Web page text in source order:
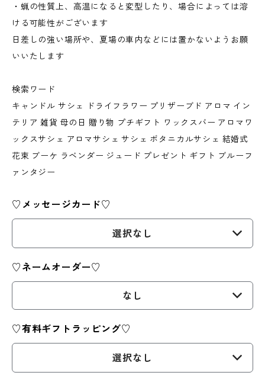
・蝋の性質上、高温になると変型したり、場合によっては溶
ける可能性がございます
日差しの強い場所や、夏場の車内などには置かないようお願
いいたします
検索ワード
キャンドル サシェ ドライフラワー プリザーブド アロマ イン
テリア 雑貨 母の日 贈り物 プチギフト ワックスバー アロマワ
ックスサシェ アロマサシェ サシェ ボタニカルサシェ 結婚式
花束 ブーケ ラベンダー ジュード プレゼント ギフト ブルーフ
ァンタジー
♡メッセージカード♡
選択なし
♡ネームオーダー♡
なし
♡有料ギフトラッピング♡
選択なし